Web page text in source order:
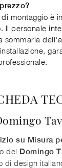
montaggio è
Il personale
sommaria
su Misura
del Domingo
di design